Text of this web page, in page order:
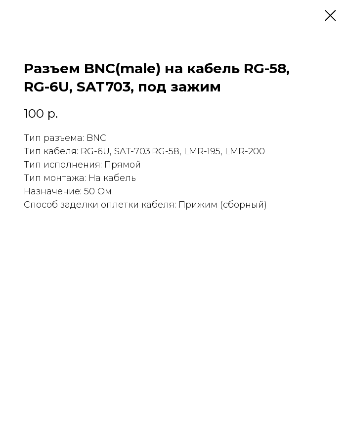
Разъем BNC(male) на кабель RG-58,
RG-6U, SAT703, под зажим
100 р.
Тип разъема: BNC
Тип кабеля: RG-6U, SAT-703;RG-58, LMR-195, LMR-200
Тип исполнения: Прямой
Тип монтажа: На кабель
Назначение: 50 Ом
Способ заделки оплетки кабеля: Прижим (сборный)